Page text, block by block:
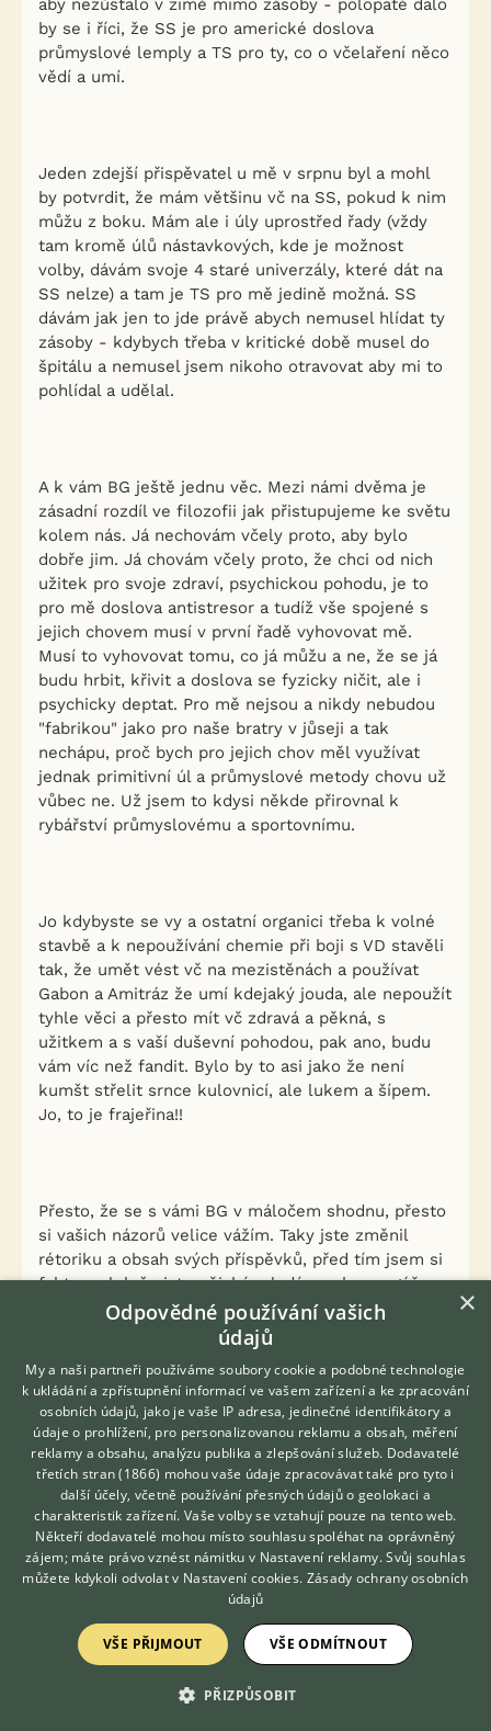
aby nezůstalo v zimě mimo zásoby - polopatě dalo
by se i říci, že SS je pro americké doslova
průmyslové lemply a TS pro ty, co o včelaření něco
vědí a umí.
Jeden zdejší přispěvatel u mě v srpnu byl a mohl
by potvrdit, že mám většinu vč na SS, pokud k nim
můžu z boku. Mám ale i úly uprostřed řady (vždy
tam kromě úlů nástavkových, kde je možnost
volby, dávám svoje 4 staré univerzály, které dát na
SS nelze) a tam je TS pro mě jedině možná. SS
dávám jak jen to jde právě abych nemusel hlídat ty
zásoby - kdybych třeba v kritické době musel do
špitálu a nemusel jsem nikoho otravovat aby mi to
pohlídal a udělal.
A k vám BG ještě jednu věc. Mezi námi dvěma je
zásadní rozdíl ve filozofii jak přistupujeme ke světu
kolem nás. Já nechovám včely proto, aby bylo
dobře jim. Já chovám včely proto, že chci od nich
užitek pro svoje zdraví, psychickou pohodu, je to
pro mě doslova antistresor a tudíž vše spojené s
jejich chovem musí v první řadě vyhovovat mě.
Musí to vyhovovat tomu, co já můžu a ne, že se já
budu hrbit, křivit a doslova se fyzicky ničit, ale i
psychicky deptat. Pro mě nejsou a nikdy nebudou
"fabrikou" jako pro naše bratry v jůseji a tak
nechápu, proč bych pro jejich chov měl využívat
jednak primitivní úl a průmyslové metody chovu už
vůbec ne. Už jsem to kdysi někde přirovnal k
rybářství průmyslovému a sportovnímu.
Jo kdybyste se vy a ostatní organici třeba k volné
stavbě a k nepoužívání chemie při boji s VD stavěli
tak, že umět vést vč na mezistěnách a používat
Gabon a Amitráz že umí kdejaký jouda, ale nepoužít
tyhle věci a přesto mít vč zdravá a pěkná, s
užitkem a s vaší duševní pohodou, pak ano, budu
vám víc než fandit. Bylo by to asi jako že není
kumšt střelit srnce kulovnicí, ale lukem a šípem.
Jo, to je frajeřina!!
Přesto, že se s vámi BG v máločem shodnu, přesto
si vašich názorů velice vážím. Taky jste změnil
rétoriku a obsah svých příspěvků, před tím jsem si
fakt myslel, že jste nějaký mladý macho arogáč.
No a k panu Havlovi. Je děsivé číst, že existují
pořád včelaři, kteří nechávají otevřené neobsazené
úly. Pak se divme moru a jiným chcípavkám.
0
Kvalitní příspěvek
Nahlásit
Citovat
Miloš Havel 14.10.2018 16:27
Aha. Usazené asi není to správné slovo.
Hledáte zvířecího kamaráda?
Zdarma vám poradí
VETERINÁŘ ONLINE
KONZULTOVAT S
VETERINÁŘEM
×
Odpovědné používání vašich
údajů
My a naši partneři používáme soubory cookie a podobné technologie
k ukládání a zpřístupnění informací ve vašem zařízení a ke zpracování
osobních údajů, jako je vaše IP adresa, jedinečné identifikátory a
údaje o prohlížení, pro personalizovanou reklamu a obsah, měření
reklamy a obsahu, analýzu publika a zlepšování služeb. Dodavatelé
třetích stran (1866) mohou vaše údaje zpracovávat také pro tyto i
další účely, včetně používání přesných údajů o geolokaci a
charakteristik zařízení. Vaše volby se vztahují pouze na tento web.
Někteří dodavatelé mohou místo souhlasu spoléhat na oprávněný
zájem; máte právo vznést námitku v Nastavení reklamy. Svůj souhlas
můžete kdykoli odvolat v Nastavení cookies. Zásady ochrany osobních
údajů
VŠE PŘIJMOUT VŠE ODMÍTNOUT
PŘIZPŮSOBIT